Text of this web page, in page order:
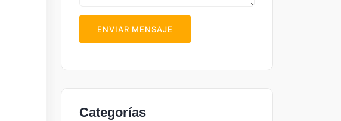
ENVIAR MENSAJE
Categorías